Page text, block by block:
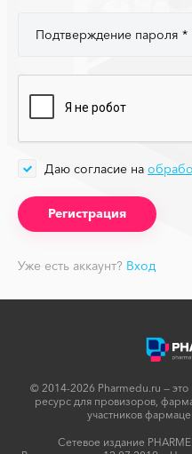
Подтверждение пароля
Даю согласие на
Уже есть аккаунт? Вход
© 2014-2026 Pharmedu.ru —
ресурс для провизоров,
участников
Сетевое издание